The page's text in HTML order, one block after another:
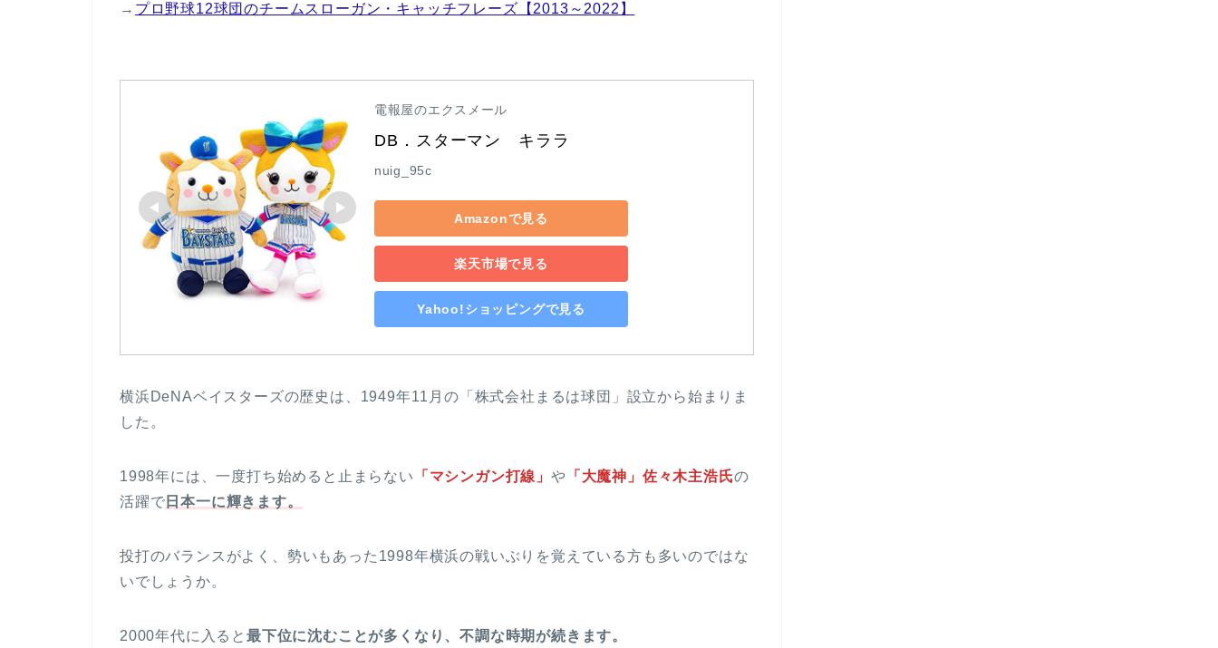
→ プロ野球12球団のチームスローガン・キャッチフレーズ【2013～2022】
電報屋のエクスメール
DB．スターマン　キララ
nuig_95c
Amazonで見る
楽天市場で見る
Yahoo!ショッピングで見る
横浜DeNAベイスターズの歴史は、1949年11月の「株式会社まるは球団」設立から始まりま
した。
1998年には、一度打ち始めると止まらない 「マシンガン打線」や 「大魔神」佐々木主浩氏の
活躍で 日本一に輝きます。
投打のバランスがよく、勢いもあった1998年横浜の戦いぶりを覚えている方も多いのではな
いでしょうか。
2000年代に入ると 最下位に沈むことが多くなり、不調な時期が続きます。